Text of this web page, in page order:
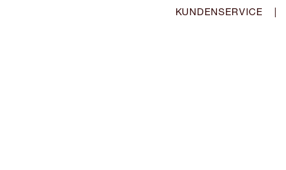
KUNDENSERVICE |